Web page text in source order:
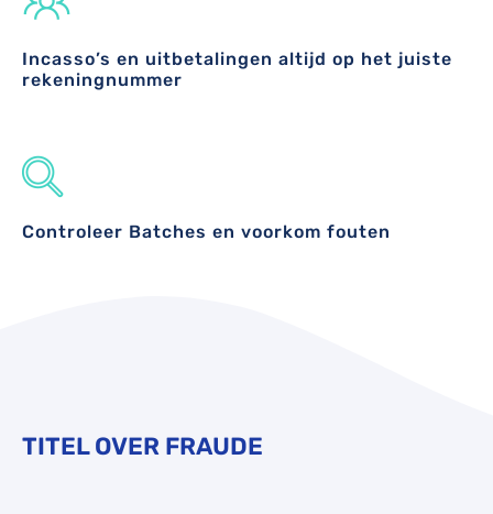
Incasso’s en uitbetalingen altijd op het juiste
rekeningnummer
Controleer Batches en voorkom fouten
TITEL OVER FRAUDE